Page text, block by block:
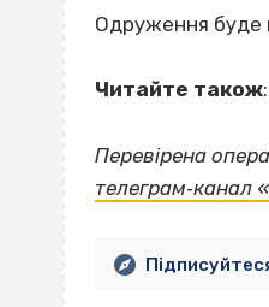
Одруження буде
Читайте також:
Перевірена
телеграм‐канал